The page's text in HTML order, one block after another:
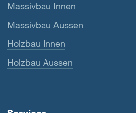
Massivbau Innen
Massivbau Aussen
Holzbau Innen
Holzbau Aussen